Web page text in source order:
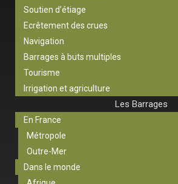
Soutien d’étiage
Ecrêtement des crues
Navigation
Barrages à buts multiples
Tourisme
Irrigation et agriculture
Les Barrages
En France
Métropole
Outre-Mer
Dans le monde